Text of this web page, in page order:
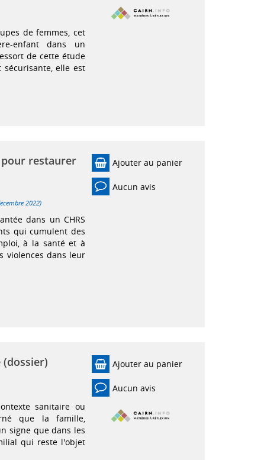
de femmes, cet
enfant dans un
de cette étude
elle est
pour restaurer
2022)
dans un CHRS
qui cumulent des
à la santé et à
violences dans leur
Ajouter au panier
Aucun avis
(dossier)
sanitaire ou
que la famille,
signe que dans les
qui reste l'objet
Ajouter au panier
Aucun avis